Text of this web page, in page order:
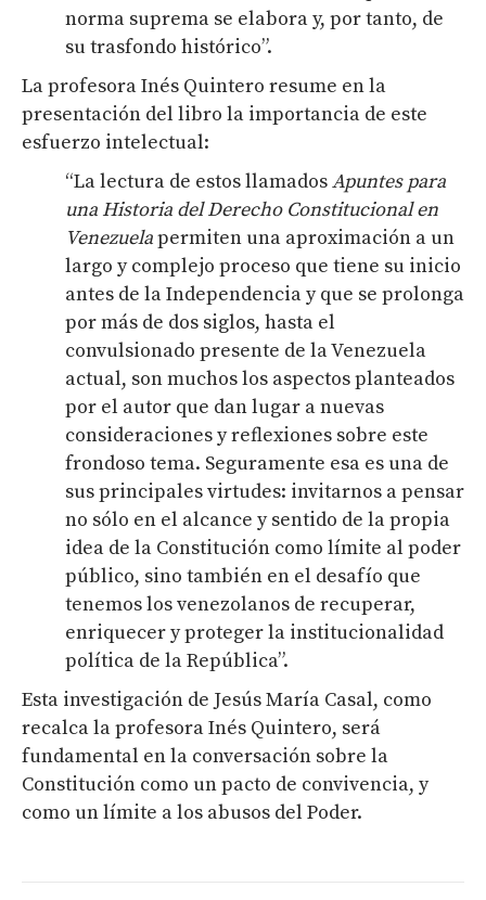
norma suprema se elabora y, por tanto, de
su trasfondo histórico”.
La profesora Inés Quintero resume en la
presentación del libro la importancia de este
esfuerzo intelectual:
“La lectura de estos llamadosApuntes para
una Historia del Derecho Constitucional en
Venezuelapermiten una aproximación a un
largo y complejo proceso que tiene su inicio
antes de la Independencia y que se prolonga
por más de dos siglos, hasta el
convulsionado presente de la Venezuela
actual, son muchos los aspectos planteados
por el autor que dan lugar a nuevas
consideraciones y reflexiones sobre este
frondoso tema. Seguramente esa es una de
sus principales virtudes: invitarnos a pensar
no sólo en el alcance y sentido de la propia
idea de la Constitución como límite al poder
público, sino también en el desafío que
tenemos los venezolanos de recuperar,
enriquecer y proteger la institucionalidad
política de la República”.
Esta investigación de Jesús María Casal, como
recalca la profesora Inés Quintero, será
fundamental en la conversación sobre la
Constitución como un pacto de convivencia, y
como un límite a los abusos del Poder.